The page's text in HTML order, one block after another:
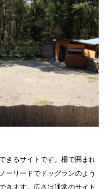
きるサイトです。柵で囲まれ
ーリードでドッグランのよう
きます。広さは通常のサイト